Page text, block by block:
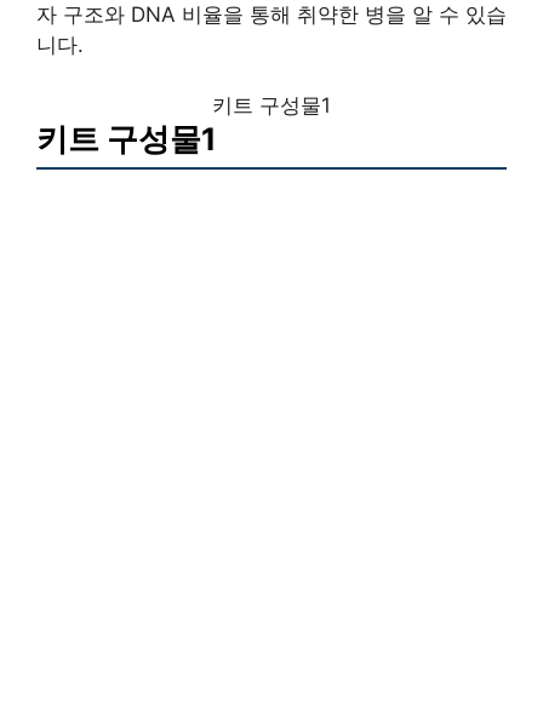
자 구조와 DNA 비율을 통해 취약한 병을 알 수 있습
니다.
키트 구성물1
키트 구성물1